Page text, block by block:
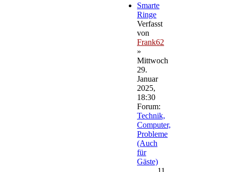
Smarte
Ringe
Verfasst
von
Frank62
»
Mittwoch
29.
Januar
2025,
18:30
Forum:
Technik,
Computer,
Probleme
(Auch
für
Gäste)